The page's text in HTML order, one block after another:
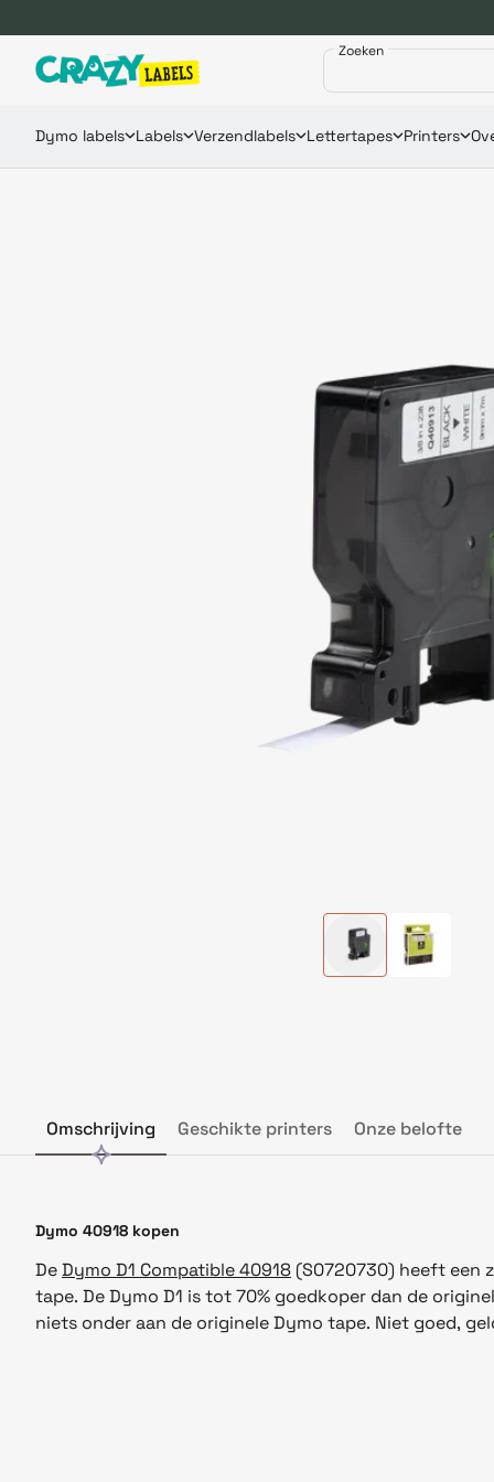
Zoeken
Dymo labels Labels Verzendlabels Lettertapes Printers
Omschrijving Geschikte printers Onze belofte
Dymo 40918 kopen
DeDymo D1 Compatible 40918 (S0720730) heeft een
tape. De Dymo D1 is tot 70% goedkoper dan de
niets onder aan de originele Dymo tape. Niet goed,